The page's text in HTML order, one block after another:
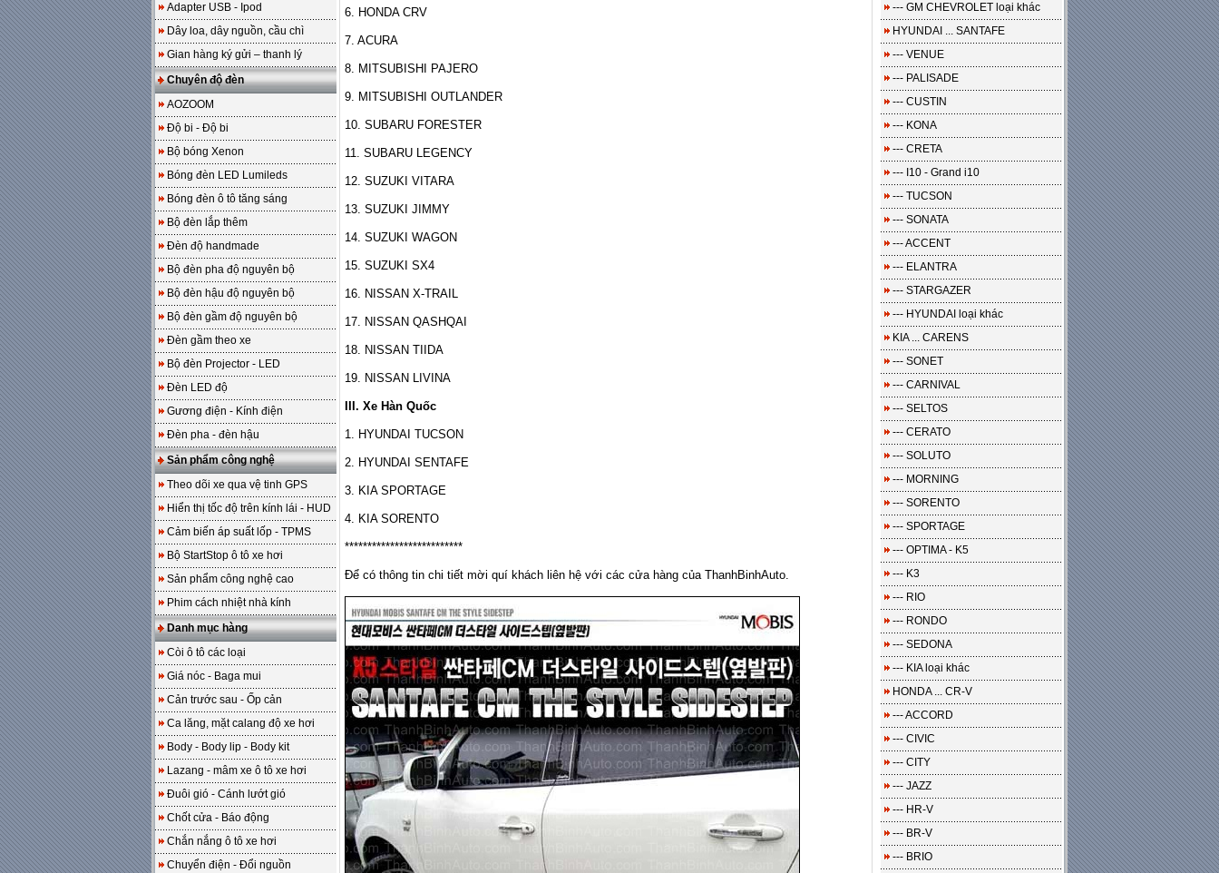
Adapter USB - Ipod
Dây loa, dây nguồn, cầu chì
Gian hàng ký gửi – thanh lý
Chuyên độ đèn
AOZOOM
Độ bi - Độ bi
Bộ bóng Xenon
Bóng đèn LED Lumileds
Bóng đèn ô tô tăng sáng
Bộ đèn lắp thêm
Đèn độ handmade
Bộ đèn pha độ nguyên bộ
Bộ đèn hậu độ nguyên bộ
Bộ đèn gầm độ nguyên bộ
Đèn gầm theo xe
Bộ đèn Projector - LED
Đèn LED độ
Gương điện - Kính điện
Đèn pha - đèn hậu
Sản phẩm công nghệ
Theo dõi xe qua vệ tinh GPS
Hiển thị tốc độ trên kính lái - HUD
Cảm biến áp suất lốp - TPMS
Bộ StartStop ô tô xe hơi
Sản phẩm công nghệ cao
Phim cách nhiệt nhà kính
Danh mục hàng
Còi ô tô các loại
Giá nóc - Baga mui
Cản trước sau - Ốp cản
Ca lăng, mặt calang độ xe hơi
Body - Body lip - Body kit
Lazang - mâm xe ô tô xe hơi
Đuôi gió - Cánh lướt gió
Chốt cửa - Báo động
Chắn nắng ô tô xe hơi
Chuyển điện - Đổi nguồn
6. HONDA CRV
7. ACURA
8. MITSUBISHI PAJERO
9. MITSUBISHI OUTLANDER
10. SUBARU FORESTER
11. SUBARU LEGENCY
12. SUZUKI VITARA
13. SUZUKI JIMMY
14. SUZUKI WAGON
15. SUZUKI SX4
16. NISSAN X-TRAIL
17. NISSAN QASHQAI
18. NISSAN TIIDA
19. NISSAN LIVINA
III. Xe Hàn Quốc
1. HYUNDAI TUCSON
2. HYUNDAI SENTAFE
3. KIA SPORTAGE
4. KIA SORENTO
**************************
Để có thông tin chi tiết mời quí khách liên hệ với các cửa hàng của ThanhBinhAuto.
--- GM CHEVROLET loại khác
HYUNDAI ... SANTAFE
--- VENUE
--- PALISADE
--- CUSTIN
--- KONA
--- CRETA
--- I10 - Grand i10
--- TUCSON
--- SONATA
--- ACCENT
--- ELANTRA
--- STARGAZER
--- HYUNDAI loại khác
KIA ... CARENS
--- SONET
--- CARNIVAL
--- SELTOS
--- CERATO
--- SOLUTO
--- MORNING
--- SORENTO
--- SPORTAGE
--- OPTIMA - K5
--- K3
--- RIO
--- RONDO
--- SEDONA
--- KIA loại khác
HONDA ... CR-V
--- ACCORD
--- CIVIC
--- CITY
--- JAZZ
--- HR-V
--- BR-V
--- BRIO